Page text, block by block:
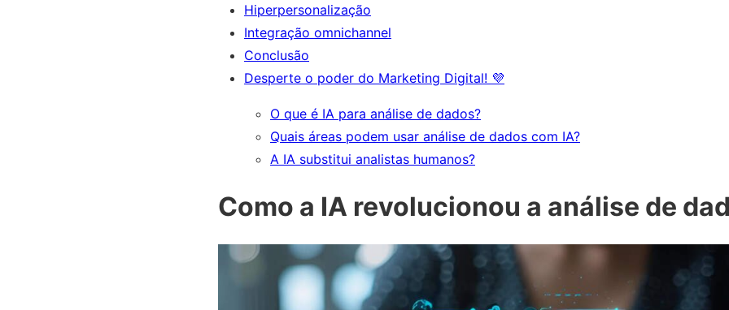
Hiperpersonalização
Integração omnichannel
Conclusão
Desperte o poder do Marketing Digital! 💜
O que é IA para análise de dados?
Quais áreas podem usar análise de dados com IA?
A IA substitui analistas humanos?
Como a IA revolucionou a análise de